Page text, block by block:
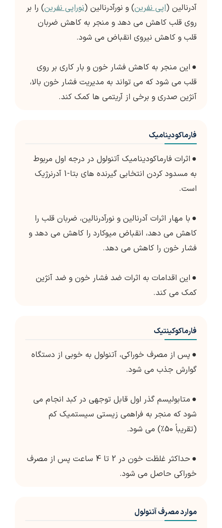
آدرنالین (اپی نفرین) و نورآدرنالین (نوراپی نفرین) را بر
روی قلب کاهش می دهد و منجر به کاهش ضربان
قلب و کاهش نیروی انقباض می شود.
● این منجر به کاهش فشار خون و بار کاری بر روی
قلب می شود که می تواند به مدیریت فشار خون بالا،
آنژین صدری و برخی از آریتمی ها کمک کند.
فارماکودینامیک
● اثرات فارماکودینامیک آتنولول در درجه اول مربوط
به مسدود کردن انتخابی گیرنده های بتا-1 آدرنرژیک
است.
● با مهار اثرات آدرنالین و نورآدرنالین، ضربان قلب را
کاهش می دهد، انقباض میوکارد را کاهش می دهد و
فشار خون را کاهش می دهد.
● این اقدامات به اثرات ضد فشار خون و ضد آنژین
کمک می کند.
فارماکوکینتیک
● پس از مصرف خوراکی، آتنولول به خوبی از دستگاه
گوارش جذب می شود.
● متابولیسم گذر اول قابل توجهی در کبد انجام می
شود که منجر به فراهمی زیستی سیستمیک کم
(تقریباً 50٪) می شود.
●
حداکثر غلظت خون در 2 تا 4 ساعت پس از مصرف
خوراکی حاصل می شود.
موارد مصرف آتنولول